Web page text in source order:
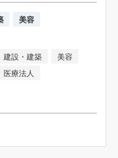
美容
建設・建築
美容
医療法人